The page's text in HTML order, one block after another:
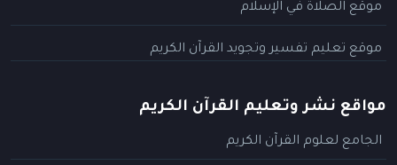
موقع الصلاة في الإسلام
موقع تعليم تفسير وتجويد القرآن الكريم
مواقع نشر وتعليم القرآن الكريم
الجامع لعلوم القرآن الكريم